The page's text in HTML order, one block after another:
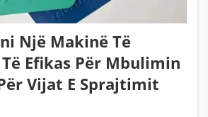
Një Makinë Të
Efikas Për Mbulimin
Vijat E Sprajtimit